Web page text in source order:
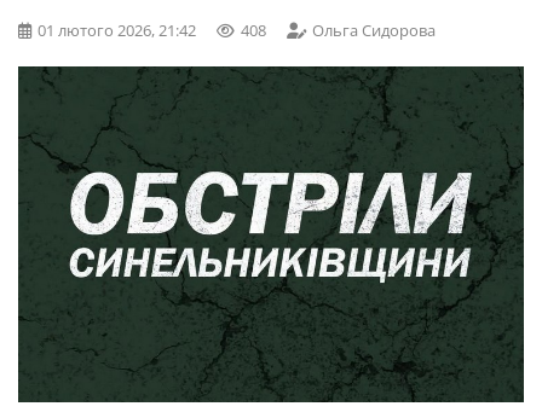
01 лютого 2026, 21:42 408 Ольга Сидорова